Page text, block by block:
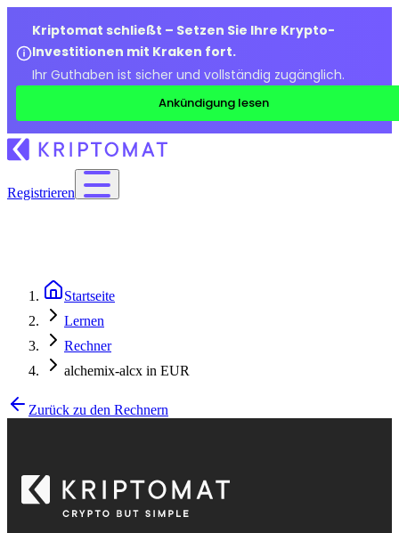
Kriptomat schließt – Setzen Sie Ihre Krypto-
Investitionen mit Kraken fort.
Ihr Guthaben ist sicher und vollständig zugänglich.
Ankündigung lesen
Registrieren
Startseite
Lernen
Rechner
alchemix-alcx in EUR
Zurück zu den Rechnern